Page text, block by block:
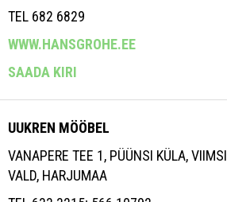
TEL 682 6829
WWW.HANSGROHE.EE
SAADA KIRI
UUKREN MÖÖBEL
VANAPERE TEE 1, PÜÜNSI KÜLA, VIIMSI
VALD, HARJUMAA